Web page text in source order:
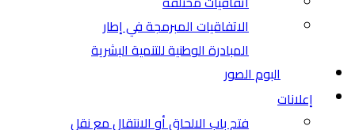
الاتفاقيات المبرمجة في إطار
المبادرة الوطنية للتنمية البشرية
البوم الصور
إعلانات
فتح باب الالحاق أو الانتقال مع نقل